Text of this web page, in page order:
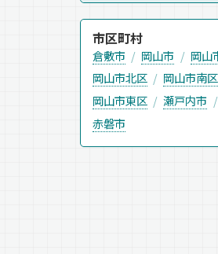
市区町村
倉敷市 岡山市
岡山
岡山市北区
岡山市南区
岡山市東区
瀬戸内市
赤磐市